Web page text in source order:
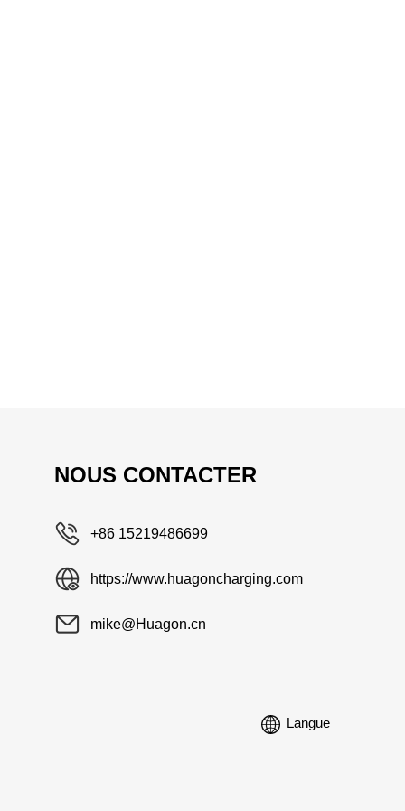
NOUS CONTACTER
+86 15219486699
https://www.huagoncharging.com
mike@Huagon.cn
Langue